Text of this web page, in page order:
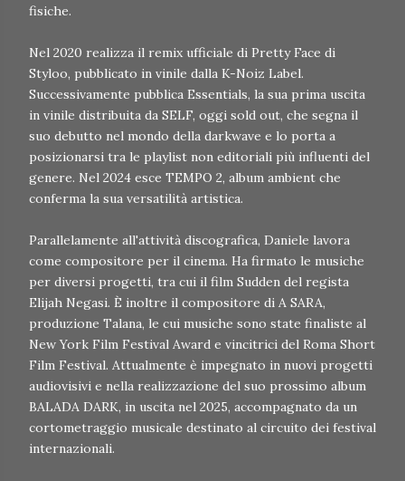
fisiche.
Nel 2020 realizza il remix ufficiale di Pretty Face di
Styloo, pubblicato in vinile dalla K-Noiz Label.
Successivamente pubblica Essentials, la sua prima uscita
in vinile distribuita da SELF, oggi sold out, che segna il
suo debutto nel mondo della darkwave e lo porta a
posizionarsi tra le playlist non editoriali più influenti del
genere. Nel 2024 esce TEMPO 2, album ambient che
conferma la sua versatilità artistica.
Parallelamente all'attività discografica, Daniele lavora
come compositore per il cinema. Ha firmato le musiche
per diversi progetti, tra cui il film Sudden del regista
Elijah Negasi. È inoltre il compositore di A SARA,
produzione Talana, le cui musiche sono state finaliste al
New York Film Festival Award e vincitrici del Roma Short
Film Festival. Attualmente è impegnato in nuovi progetti
audiovisivi e nella realizzazione del suo prossimo album
BALADA DARK, in uscita nel 2025, accompagnato da un
cortometraggio musicale destinato al circuito dei festival
internazionali.